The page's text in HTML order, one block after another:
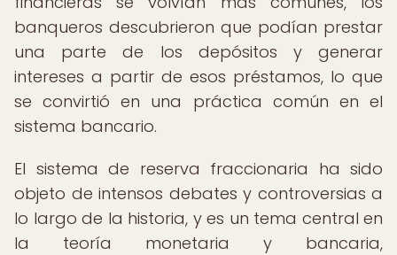
banqueros descubrieron que podían prestar
una parte de los depósitos y generar
intereses a partir de esos préstamos, lo que
se convirtió en una práctica común en el
sistema bancario.
El sistema de reserva fraccionaria ha sido
objeto de intensos debates y controversias a
lo largo de la historia, y es un tema central en
la teoría monetaria y bancaria,